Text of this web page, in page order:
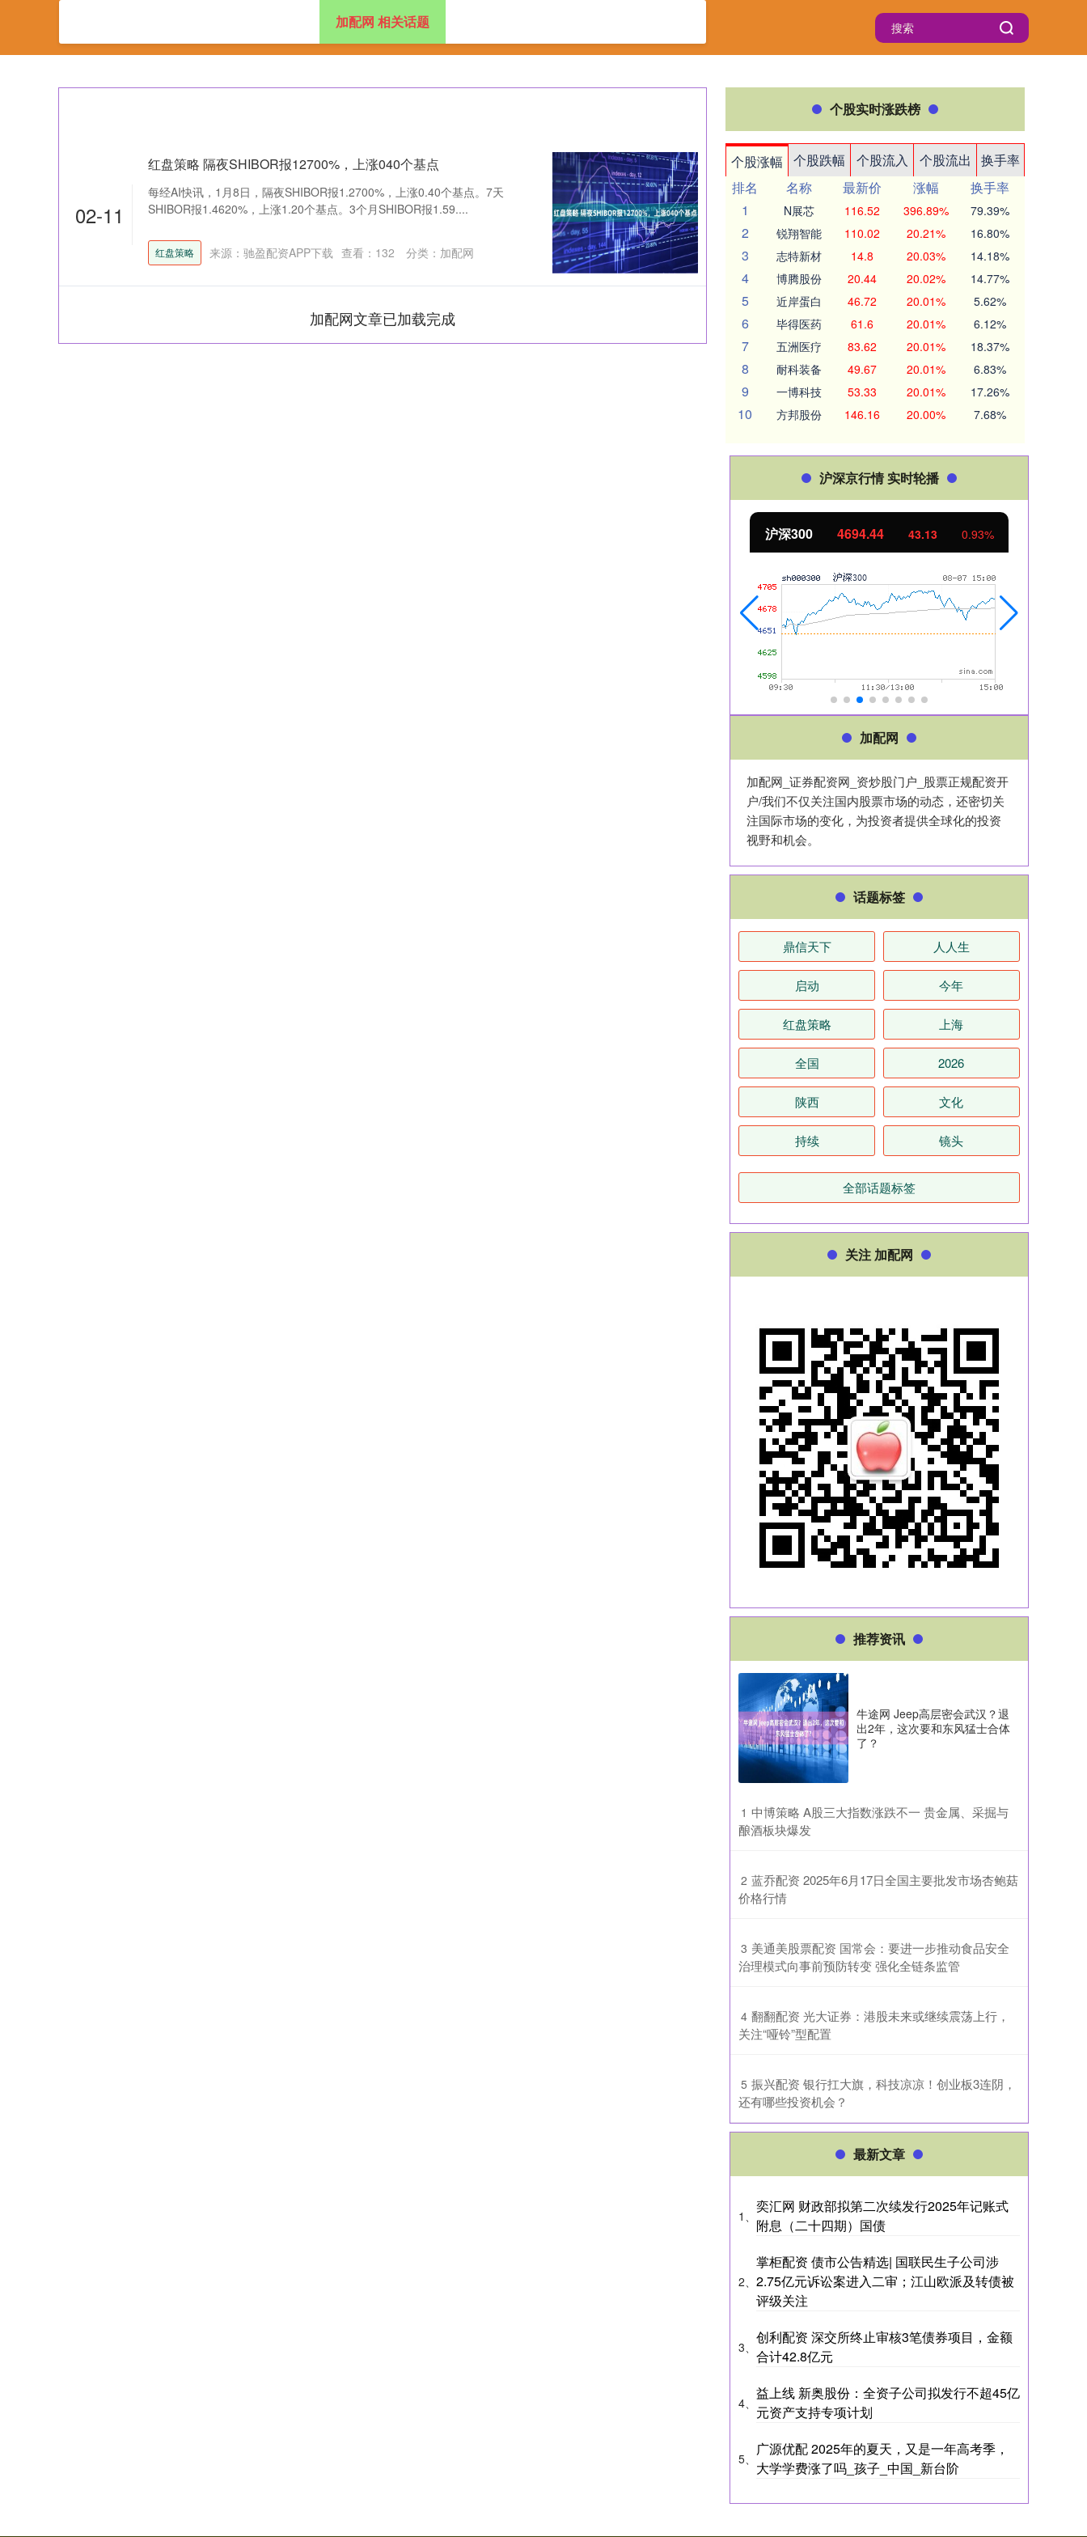
加配网 证券配资网 资炒股门户
加配网 相关话题
02-11
红盘策略 隔夜SHIBOR报12700%，上涨040个基点
每经AI快讯，1月8日，隔夜SHIBOR报1.2700%，上涨0.40个基点。7天
SHIBOR报1.4620%，上涨1.20个基点。3个月SHIBOR报1.59....
红盘策略 来源：驰盈配资APP下载 查看： 132 分类： 加配网
加配网文章已加载完成
个股实时涨跌榜
个股涨幅 个股跌幅 个股流入 个股流出
换手率
排名
名称 最新价 涨幅
换手率
1
N展芯 116.52 396.89% 79.39%
2 锐翔智能 110.02 20.21% 16.80%
3 志特新材 14.8 20.03% 14.18%
4 博腾股份 20.44 20.02% 14.77%
5 近岸蛋白 46.72 20.01% 5.62%
6 毕得医药 61.6 20.01% 6.12%
7 五洲医疗 83.62 20.01% 18.37%
8 耐科装备 49.67 20.01% 6.83%
9 一博科技 53.33 20.01% 17.26%
10 方邦股份 146.16 20.00% 7.68%
沪深京行情 实时轮播
北证50 1134.24 11.37 1.01%
加配网
加配网_证券配资网_资炒股门户_股票正规配资开
户/我们不仅关注国内股票市场的动态，还密切关
注国际市场的变化，为投资者提供全球化的投资
视野和机会。
话题标签
鼎信天下 人人生
启动 今年
红盘策略 上海
全国 2026
陕西 文化
持续 镜头
全部话题标签
关注 加配网
推荐资讯
牛途网 Jeep高层密会武汉？退
出2年，这次要和东风猛士合体
了？
1 ​中博策略 A股三大指数涨跌不一 贵金属、采掘与
酿酒板块爆发
2 ​蓝乔配资 2025年6月17日全国主要批发市场杏鲍菇
价格行情
3 ​美通美股票配资 国常会：要进一步推动食品安全
治理模式向事前预防转变 强化全链条监管
4 ​翻翻配资 光大证券：港股未来或继续震荡上行，
关注“哑铃”型配置
5 ​振兴配资 银行扛大旗，科技凉凉！创业板3连阴，
还有哪些投资机会？
最新文章
1、
奕汇网 财政部拟第二次续发行2025年记账式
附息（二十四期）国债
2、
掌柜配资 债市公告精选| 国联民生子公司涉
2.75亿元诉讼案进入二审；江山欧派及转债被
评级关注
3、
创利配资 深交所终止审核3笔债券项目，金额
合计42.8亿元
4、
益上线 新奥股份：全资子公司拟发行不超45亿
元资产支持专项计划
5、
广源优配 2025年的夏天，又是一年高考季，
大学学费涨了吗_孩子_中国_新台阶